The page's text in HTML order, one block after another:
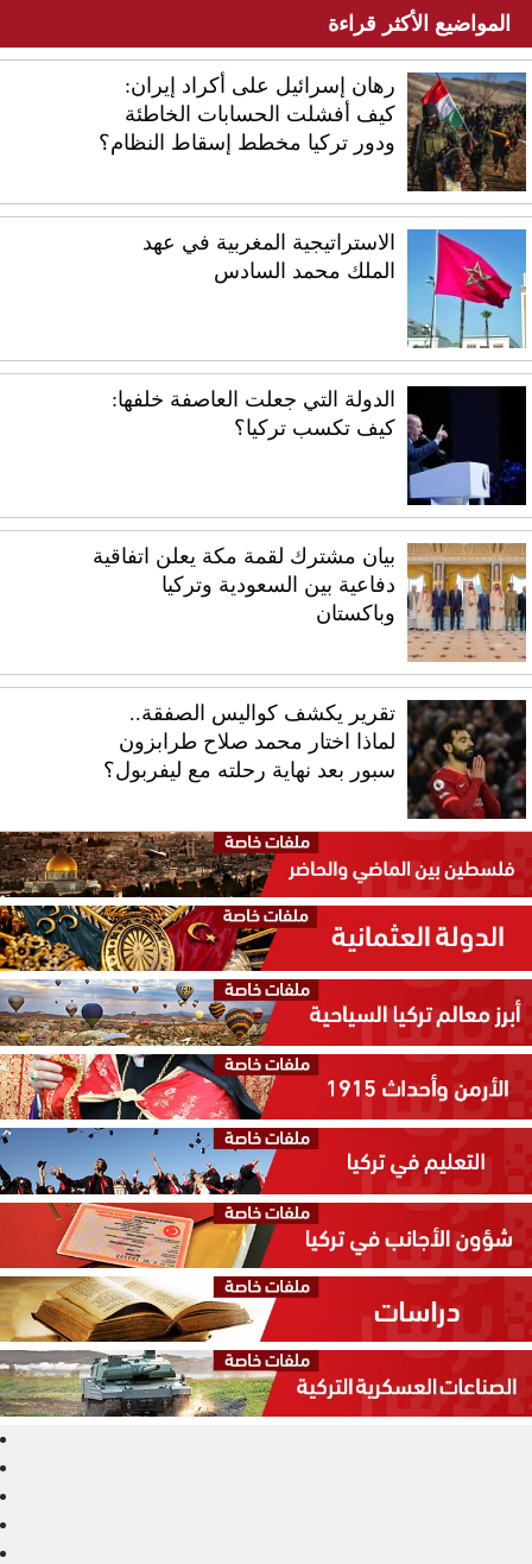
المواضيع الأكثر قراءة
رهان إسرائيل على أكراد إيران:
كيف أفشلت الحسابات الخاطئة
ودور تركيا مخطط إسقاط النظام؟
الاستراتيجية المغربية في عهد
الملك محمد السادس
الدولة التي جعلت العاصفة خلفها:
كيف تكسب تركيا؟
بيان مشترك لقمة مكة يعلن اتفاقية
دفاعية بين السعودية وتركيا
وباكستان
تقرير يكشف كواليس الصفقة..
لماذا اختار محمد صلاح طرابزون
سبور بعد نهاية رحلته مع ليفربول؟